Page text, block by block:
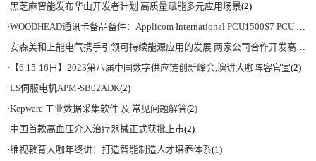
·黑芝麻智能发布华山开发者计划 高质量赋能多元应用场景(2)
·WOODHEAD通讯卡备品备件：Applicom International PCU1500S7 PCU 1500 S7 V4.5.0
·安森美和上能电气携手引领可持续能源应用的发展 两家公司合作开发高性能储能和太阳能组串式逆变器方案 以实现可持续的未来
· 【6.15-16日】2023第八届中国数字供应链创新峰会,演讲大咖阵容官宣(2)
·LS伺服电机APM-SB02ADK(2)
·Kepware 工业数据采集软件 及 常见问题解答(2)
·中国首款高血压介入治疗器械正式获批上市(2)
·维视教育大咖年终讲：打造智能制造人才培养体系(1)